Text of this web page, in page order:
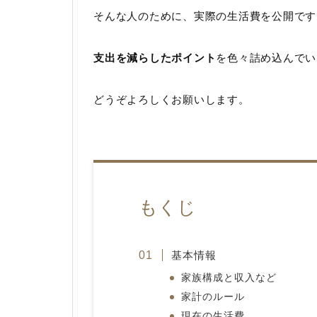
そんな人のために、実際の生活費を公開です
支出を減らしたポイント を色々詰め込んでい
どうぞよろしくお願いします。
もくじ
基本情報
家族構成と収入など
家計のルール